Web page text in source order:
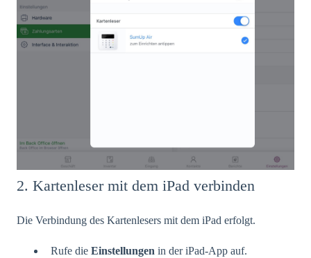
2. Kartenleser mit dem iPad verbinden
Die Verbindung des Kartenlesers mit dem iPad erfolgt.
Rufe die Einstellungen in der iPad-App auf.